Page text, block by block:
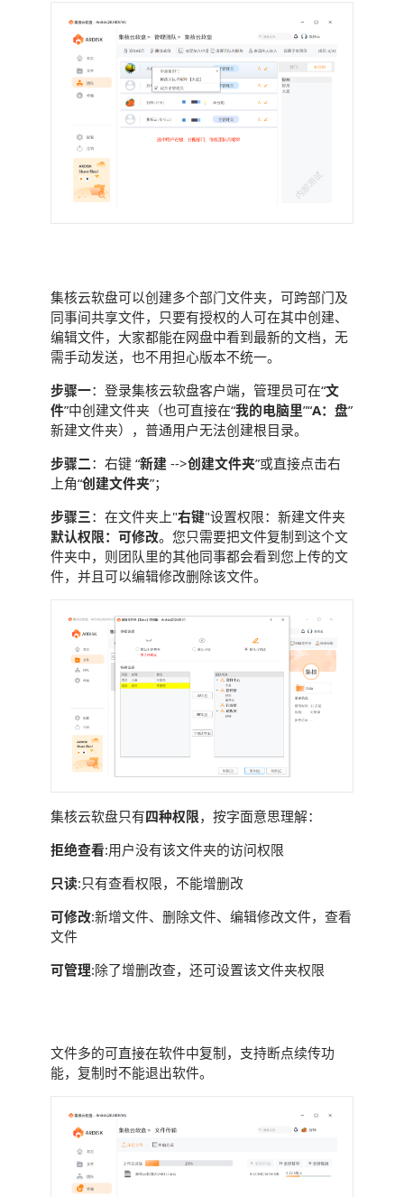
集核云软盘可以创建多个部门文件夹，可跨部门及
同事间共享文件，只要有授权的人可在其中创建、
编辑文件，大家都能在网盘中看到最新的文档，无
需手动发送，也不用担心版本不统一。
步骤一：登录集核云软盘客户端，管理员可在“文
件”中创建文件夹（也可直接在“我的电脑里”“A：盘”
新建文件夹），普通用户无法创建根目录。
步骤二：右键 “新建 -->创建文件夹”或直接点击右
上角“创建文件夹”；
步骤三：在文件夹上"右键"设置权限：新建文件夹
默认权限：可修改。您只需要把文件复制到这个文
件夹中，则团队里的其他同事都会看到您上传的文
件，并且可以编辑修改删除该文件。
集核云软盘只有四种权限，按字面意思理解：
拒绝查看:用户没有该文件夹的访问权限
只读:只有查看权限，不能增删改
可修改:新增文件、删除文件、编辑修改文件，查看
文件
可管理:除了增删改查，还可设置该文件夹权限
文件多的可直接在软件中复制，支持断点续传功
能，复制时不能退出软件。